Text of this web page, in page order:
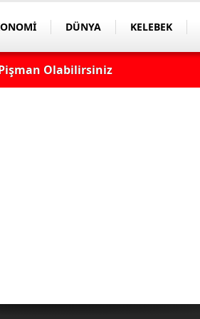
DÜNYA KELEBEK
Olabilirsiniz